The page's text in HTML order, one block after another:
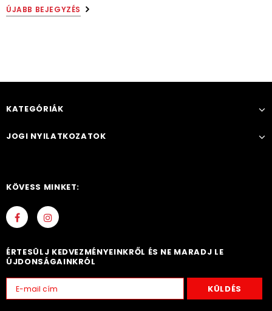
ÚJABB BEJEGYZÉS
KATEGÓRIÁK
JOGI NYILATKOZATOK
KÖVESS MINKET:
ÉRTESÜLJ KEDVEZMÉNYEINKRŐL ÉS NE MARADJ LE
ÚJDONSÁGAINKRÓL